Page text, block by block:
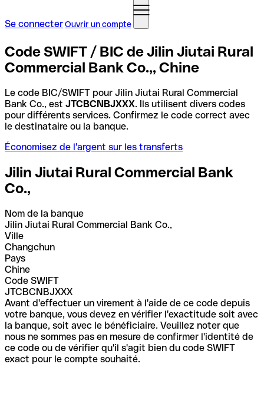
Se connecterOuvrir un compte
Code SWIFT / BIC de Jilin Jiutai Rural
Commercial Bank Co.,, Chine
Le code BIC/SWIFT pour Jilin Jiutai Rural Commercial
Bank Co., est JTCBCNBJXXX. Ils utilisent divers codes
pour différents services. Confirmez le code correct avec
le destinataire ou la banque.
Économisez de l'argent sur les transferts
Jilin Jiutai Rural Commercial Bank
Co.,
Nom de la banque
Jilin Jiutai Rural Commercial Bank Co.,
Ville
Changchun
Pays
Chine
Code SWIFT
JTCBCNBJXXX
Avant d'effectuer un virement à l'aide de ce code depuis
votre banque, vous devez en vérifier l'exactitude soit avec
la banque, soit avec le bénéficiaire. Veuillez noter que
nous ne sommes pas en mesure de confirmer l'identité de
ce code ou de vérifier qu'il s'agit bien du code SWIFT
exact pour le compte souhaité.